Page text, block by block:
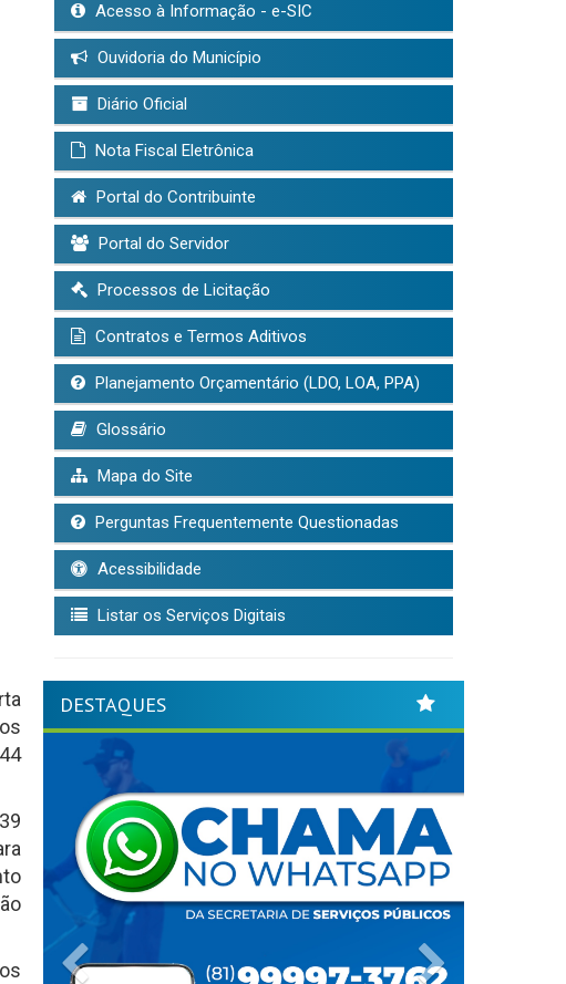
Acesso à Informação - e-SIC
Ouvidoria do Município
Diário Oficial
Nota Fiscal Eletrônica
Portal do Contribuinte
Portal do Servidor
Processos de Licitação
Contratos e Termos Aditivos
Planejamento Orçamentário (LDO, LOA, PPA)
Glossário
Mapa do Site
Perguntas Frequentemente Questionadas
Acessibilidade
Listar os Serviços Digitais
DESTAQUES
Previous